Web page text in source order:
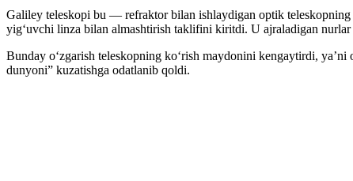
Galiley teleskopi bu — refraktor bilan ishlaydigan optik
yigʻuvchi linza bilan almashtirish taklifini kiritdi. U ajraladigan
Bunday oʻzgarish teleskopning koʻrish maydonini kengaytirdi,
dunyoni” kuzatishga odatlanib qoldi.